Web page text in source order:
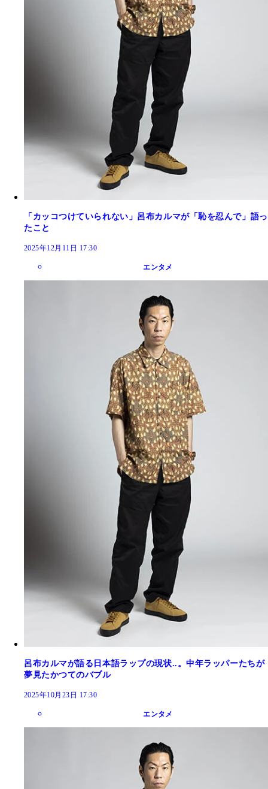
「カッコつけていられない」呂布カルマが「恥を忍んで」語っ
たこと
2025年12月11日 17:30
エンタメ
呂布カルマが語る日本語ラップの現状..。中年ラッパーたちが
夢見たかつてのバブル
2025年10月23日 17:30
エンタメ